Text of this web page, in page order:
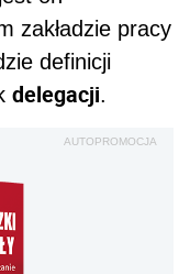
zakładzie pracy
definicji
delegacji.
AUTOPROMOCJA